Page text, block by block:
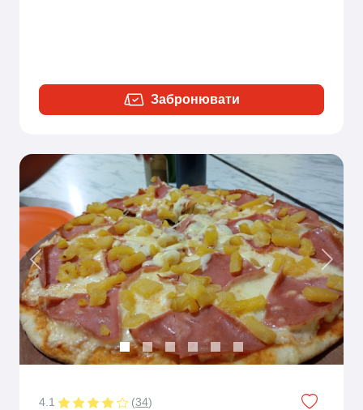
Забронювати
Previous Next
4.1 (34)